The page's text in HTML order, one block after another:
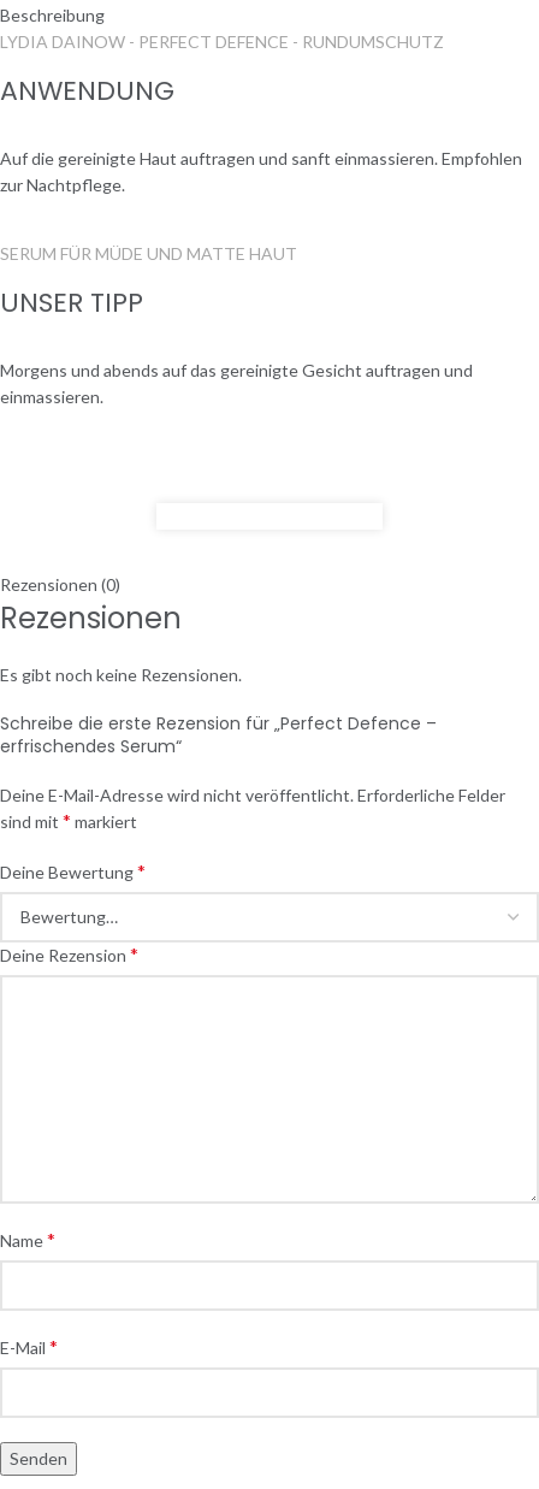
Beschreibung
LYDIA DAINOW - PERFECT DEFENCE - RUNDUMSCHUTZ
ANWENDUNG
Auf die gereinigte Haut auftragen und sanft einmassieren. Empfohlen
zur Nachtpflege.
SERUM FÜR MÜDE UND MATTE HAUT
UNSER TIPP
Morgens und abends auf das gereinigte Gesicht auftragen und
einmassieren.
Rezensionen (0)
Rezensionen
Es gibt noch keine Rezensionen.
Schreibe die erste Rezension für „Perfect Defence –
erfrischendes Serum“
Deine E-Mail-Adresse wird nicht veröffentlicht.Erforderliche Felder
sind mit * markiert
Deine Bewertung*
Deine Rezension *
Name*
E-Mail *